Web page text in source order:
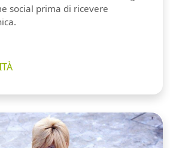
social prima di ricevere